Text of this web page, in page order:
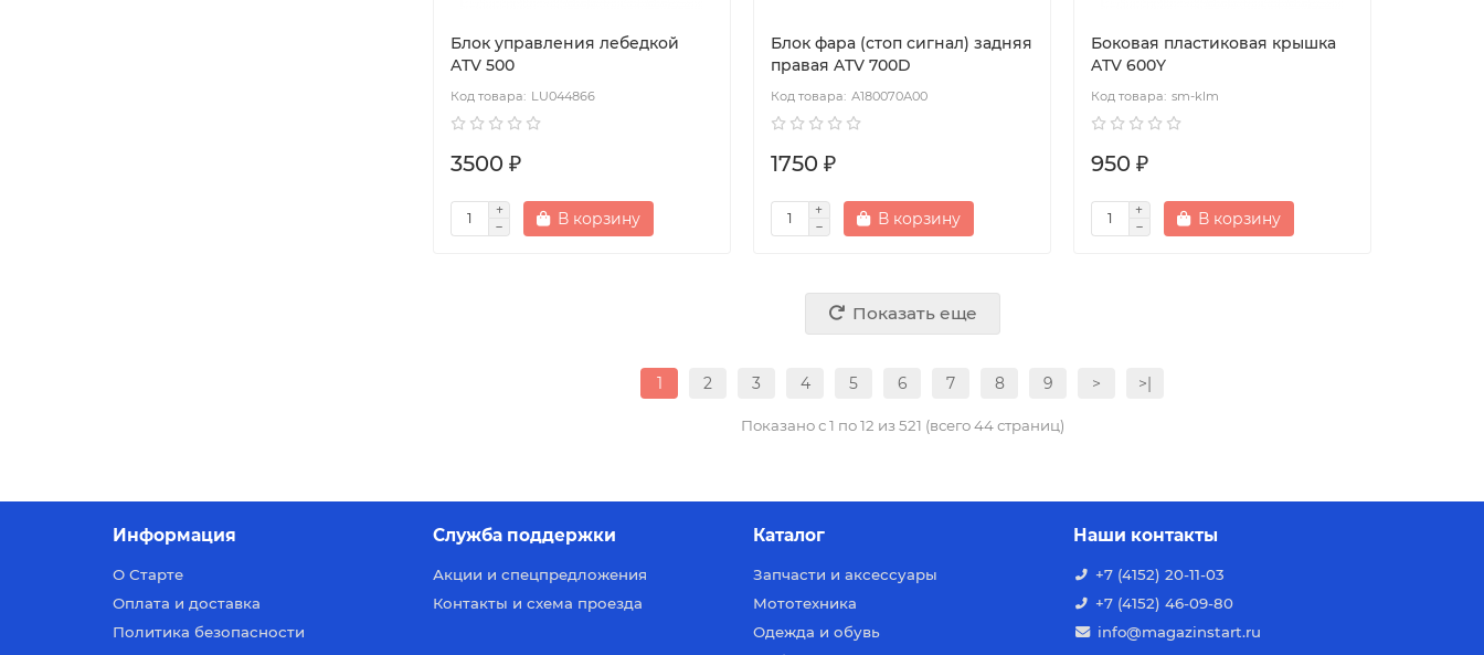
Блок управления лебедкой
ATV 500
LU044866
3500 ₽
В корзину
Блок фара (стоп сигнал) задняя
правая ATV 700D
А180070А00
1750 ₽
В корзину
Боковая пластиковая крышка
ATV 600Y
sm-klm
950 ₽
В корзину
Показать еще
1 2 3 4 5 6 7 8 9 > >|
Показано с 1 по 12 из 521 (всего 44 страниц)
Информация
О Старте
Оплата и доставка
Политика безопасности
Служба поддержки
Акции и спецпредложения
Контакты и схема проезда
Каталог
Запчасти и аксессуары
Мототехника
Одежда и обувь
Наши контакты
+7 (4152) 20-11-03
+7 (4152) 46-09-80
info@magazinstart.ru